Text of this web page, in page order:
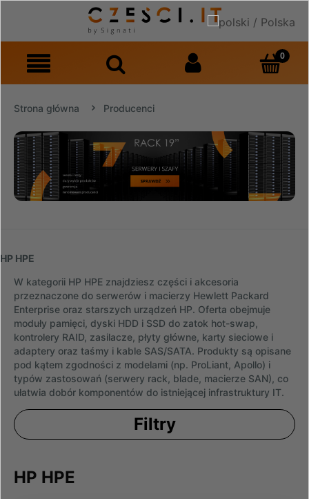
Strona główna Producenci
HP HPE
W kategorii HP HPE znajdziesz części i akcesoria
przeznaczone do serwerów i macierzy Hewlett Packard
Enterprise oraz starszych urządzeń HP. Oferta obejmuje
moduły pamięci, dyski HDD i SSD do zatok hot-swap,
kontrolery RAID, zasilacze, płyty główne, karty sieciowe i
adaptery oraz taśmy i kable SAS/SATA. Produkty są opisane
pod kątem zgodności z modelami (np. ProLiant, Apollo) i
typów zastosowań (serwery rack, blade, macierze SAN), co
ułatwia dobór komponentów do istniejącej infrastruktury IT.
Filtry
HP HPE